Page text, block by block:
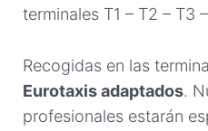
terminales T1 – T2 – T3
Recogidas en las
Eurotaxis adaptados.
profesionales estarán